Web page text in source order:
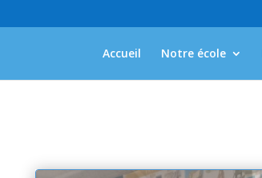
Accueil Notre école